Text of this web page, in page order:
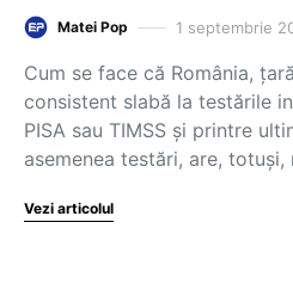
Matei Pop 1 septembrie
Cum se face că România,
consistent slabă la testările
PISA sau TIMSS și printre
asemenea testări, are,
Vezi articolul